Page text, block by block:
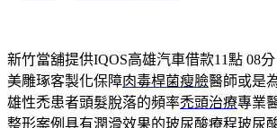
新竹當舖提供IQOS高雄汽車借款11點 08
美雕琢客製化保障肉毒桿菌瘦臉醫師或是
雄性禿患者頭髮脫落的頻率禿頭治療專業
整形案例具有潤滑效果的玻尿酸療程玻尿